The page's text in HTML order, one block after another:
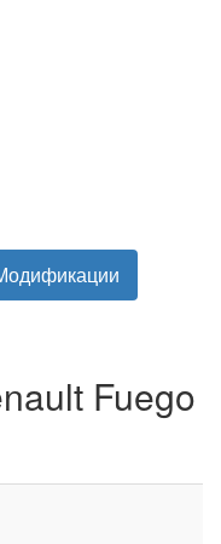
Fuego